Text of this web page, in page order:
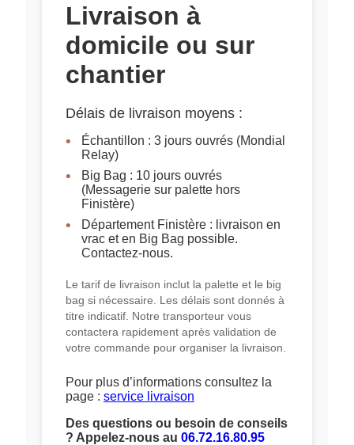
Livraison à
domicile ou sur
chantier
Délais de livraison moyens :
Échantillon : 3 jours ouvrés (Mondial
Relay)
Big Bag : 10 jours ouvrés
(Messagerie sur palette hors
Finistère)
Département Finistère : livraison en
vrac et en Big Bag possible.
Contactez-nous.
Le tarif de livraison inclut la palette et le big
bag si nécessaire. Les délais sont donnés à
titre indicatif. Notre transporteur vous
contactera rapidement après validation de
votre commande pour organiser la livraison.
Pour plus d’informations consultez la
page : service livraison
Des questions ou besoin de conseils
? Appelez-nous au 06.72.16.80.95